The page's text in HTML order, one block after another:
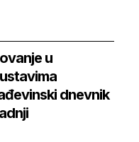
u
dnevnik